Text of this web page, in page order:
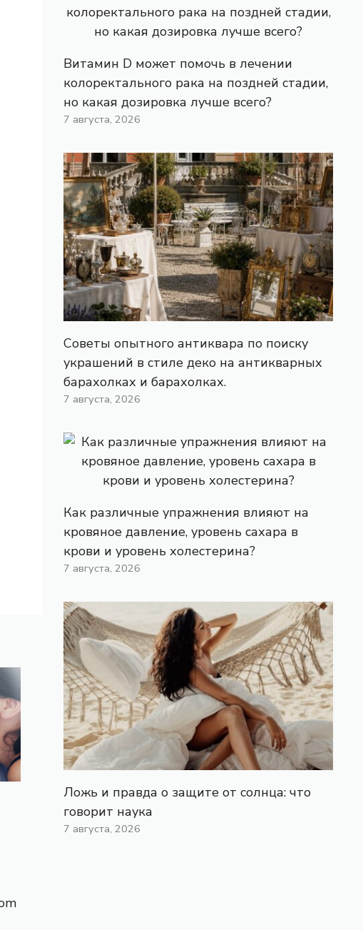
Витамин D может помочь в лечении
колоректального рака на поздней стадии,
но какая дозировка лучше всего?
7 августа, 2026
Советы опытного антиквара по поиску
украшений в стиле деко на антикварных
барахолках и барахолках.
7 августа, 2026
Как различные упражнения влияют на
кровяное давление, уровень сахара в
крови и уровень холестерина?
7 августа, 2026
Ложь и правда о защите от солнца: что
говорит наука
7 августа, 2026